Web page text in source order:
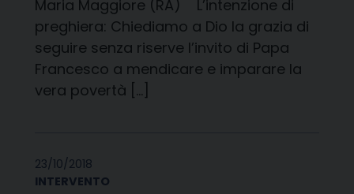
Maria Maggiore (RA) L’intenzione di
preghiera: Chiediamo a Dio la grazia di
seguire senza riserve l’invito di Papa
Francesco a mendicare e imparare la
vera povertà […]
23/10/2018
INTERVENTO